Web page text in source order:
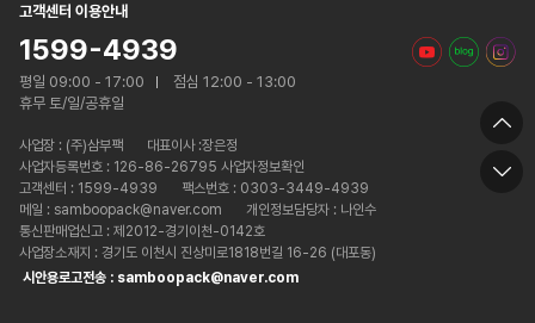
고객센터 이용안내
1599-4939
평일 09:00 - 17:00
점심 12:00 - 13:00
휴무 토/일/공휴일
사업장 : (주)삼부팩
대표이사 :장은정
사업자등록번호 : 126-86-26795 사업자정보확인
고객센터 : 1599-4939
팩스번호 : 0303-3449-4939
메일 : samboopack@naver.com
개인정보담당자 : 나인수
통신판매업신고 : 제2012-경기이천-0142호
사업장소재지 : 경기도 이천시 진상미로1818번길 16-26 (대포동)
시안용로고전송 : samboopack@naver.com